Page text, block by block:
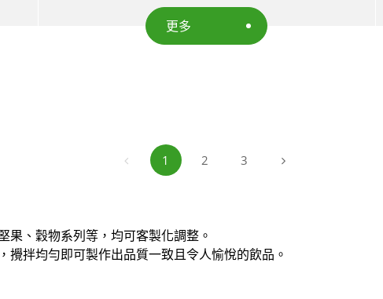
更多
1 2 3
果、穀物系列等，均可客製化調整。
攪拌均勻即可製作出品質一致且令人愉悅的飲品。